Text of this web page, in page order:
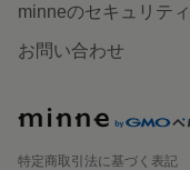
minneのセキュリティ
お問い合わせ
特定商取引法に基づく表記